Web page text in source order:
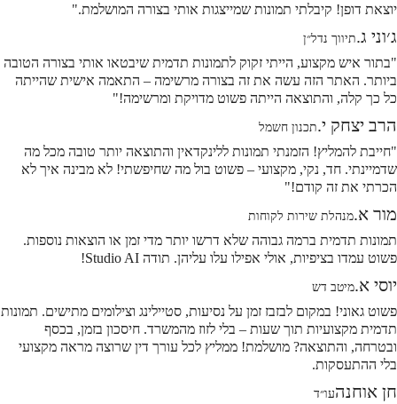
יוצאת דופן! קיבלתי תמונות שמייצגות אותי בצורה המושלמת."
ג׳וני ג.תיווך נדל״ן
"בתור איש מקצוע, הייתי זקוק לתמונות תדמית שיבטאו אותי בצורה הטובה
ביותר. האתר הזה עשה את זה בצורה מרשימה – התאמה אישית שהייתה
כל כך קלה, והתוצאה הייתה פשוט מדויקת ומרשימה!"
הרב יצחק י.תכנון חשמל
"חייבת להמליץ! הזמנתי תמונות ללינקדאין והתוצאה יותר טובה מכל מה
שדמיינתי. חד, נקי, מקצועי – פשוט בול מה שחיפשתי! לא מבינה איך לא
הכרתי את זה קודם!"
מור א.מנהלת שירות לקוחות
תמונות תדמית ברמה גבוהה שלא דרשו יותר מדי זמן או הוצאות נוספות.
פשוט עמדו בציפיות, אולי אפילו עלו עליהן. תודה Studio AI!
יוסי א.מיטב דש
פשוט גאוני! במקום לבזבז זמן על נסיעות, סטיילינג וצילומים מתישים. תמונות
תדמית מקצועיות תוך שעות – בלי לזוז מהמשרד. חיסכון בזמן, בכסף
ובטרחה, והתוצאה? מושלמת! ממליץ לכל עורך דין שרוצה מראה מקצועי
בלי ההתעסקות.
חן אוחנהעו״ד